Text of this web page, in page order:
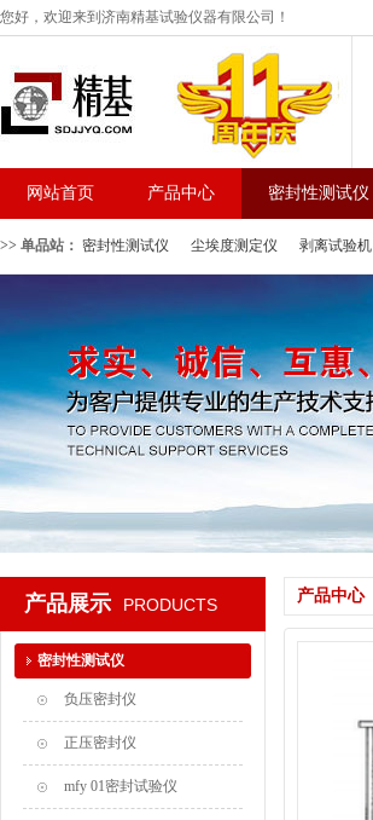
您好，欢迎来到济南精基试验仪器有限公司！
网站首页 产品中心 密封性测试仪
>> 单品站： 密封性测试仪 尘埃度测定仪 剥离试验机
产品中心
产品展示 PRODUCTS
密封性测试仪
负压密封仪
正压密封仪
mfy 01密封试验仪